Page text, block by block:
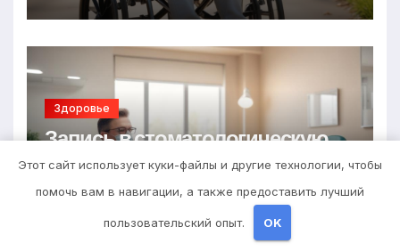
Здоровье
Запись в стоматологическую
клинику
25 МАРТА 2026 STUDIOHALLO_
Этот сайт использует куки-файлы и другие технологии, чтобы
помочь вам в навигации, а также предоставить лучший
пользовательский опыт. OK